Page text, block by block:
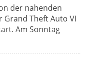
der nahenden
Theft Auto VI
Am Sonntag